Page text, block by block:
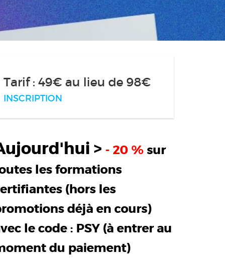
Tarif : 49€ au lieu de 98€
INSCRIPTION
> - 20 % sur
les formations
(hors les
déjà en cours)
le code : PSY(à entrer au
du paiement)